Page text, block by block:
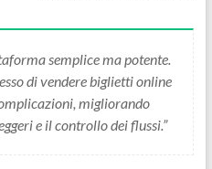
semplice ma potente.
di vendere biglietti online
migliorando
e il controllo dei flussi.”